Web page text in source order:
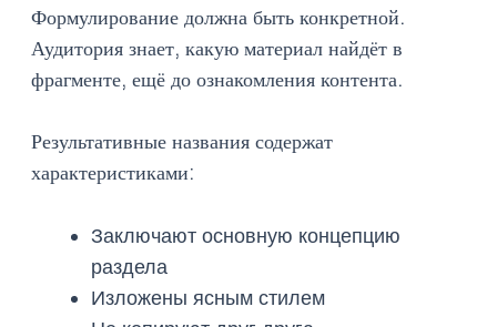
Формулирование должна быть конкретной.
Аудитория знает, какую материал найдёт в
фрагменте, ещё до ознакомления контента.
Результативные названия содержат
характеристиками:
Заключают основную концепцию
раздела
Изложены ясным стилем